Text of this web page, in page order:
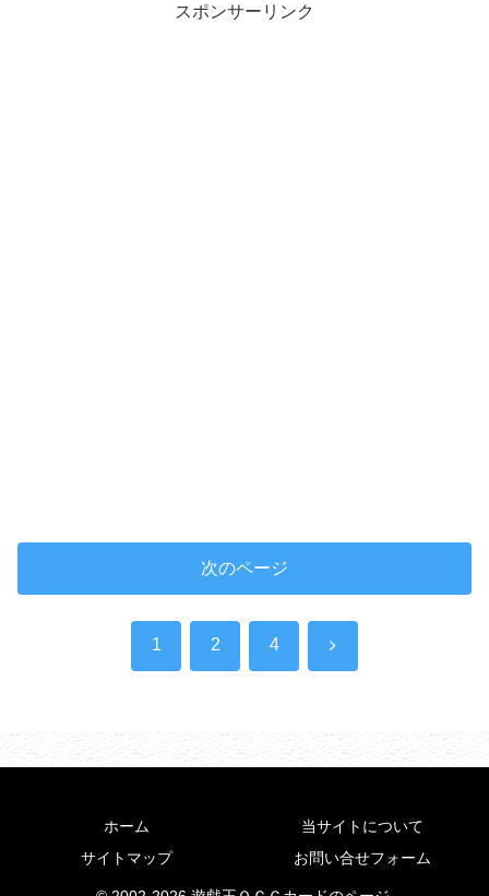
スポンサーリンク
次のページ
1 2 4 次
ホーム
当サイトについて
サイトマップ
お問い合せフォーム